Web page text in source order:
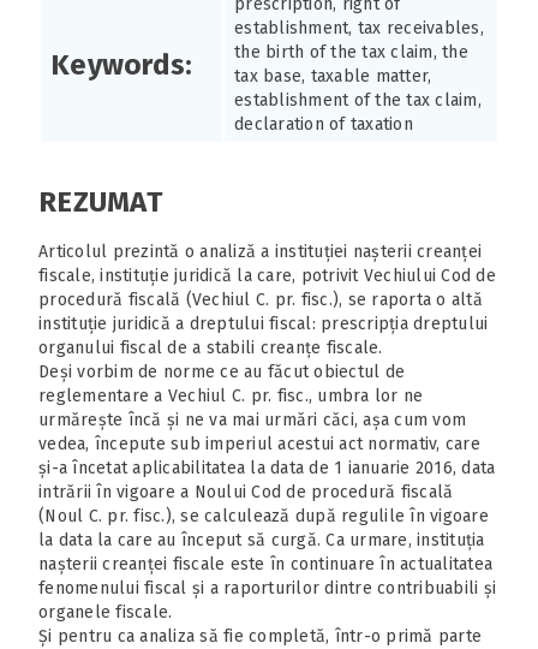
Keywords:
prescription, right of
establishment, tax receivables,
the birth of the tax claim, the
tax base, taxable matter,
establishment of the tax claim,
declaration of taxation
REZUMAT
Articolul prezintă o analiză a instituției nașterii creanței
fiscale, instituție juridică la care, potrivit Vechiului Cod de
procedură fiscală (Vechiul C. pr. fisc.), se raporta o altă
instituție juridică a dreptului fiscal: prescripția dreptului
organului fiscal de a stabili creanțe fiscale.
Deși vorbim de norme ce au făcut obiectul de
reglementare a Vechiul C. pr. fisc., umbra lor ne
urmărește încă și ne va mai urmări căci, așa cum vom
vedea, începute sub imperiul acestui act normativ, care
și-a încetat aplicabilitatea la data de 1 ianuarie 2016, data
intrării în vigoare a Noului Cod de procedură fiscală
(Noul C. pr. fisc.), se calculează după regulile în vigoare
la data la care au început să curgă. Ca urmare, instituția
nașterii creanței fiscale este în continuare în actualitatea
fenomenului fiscal și a raporturilor dintre contribuabili și
organele fiscale.
Și pentru ca analiza să fie completă, într-o primă parte